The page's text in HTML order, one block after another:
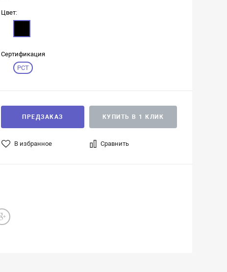
Цвет:
Сертификация
РСТ
ПРЕДЗАКАЗ КУПИТЬ В 1 КЛИК
В избранное Сравнить